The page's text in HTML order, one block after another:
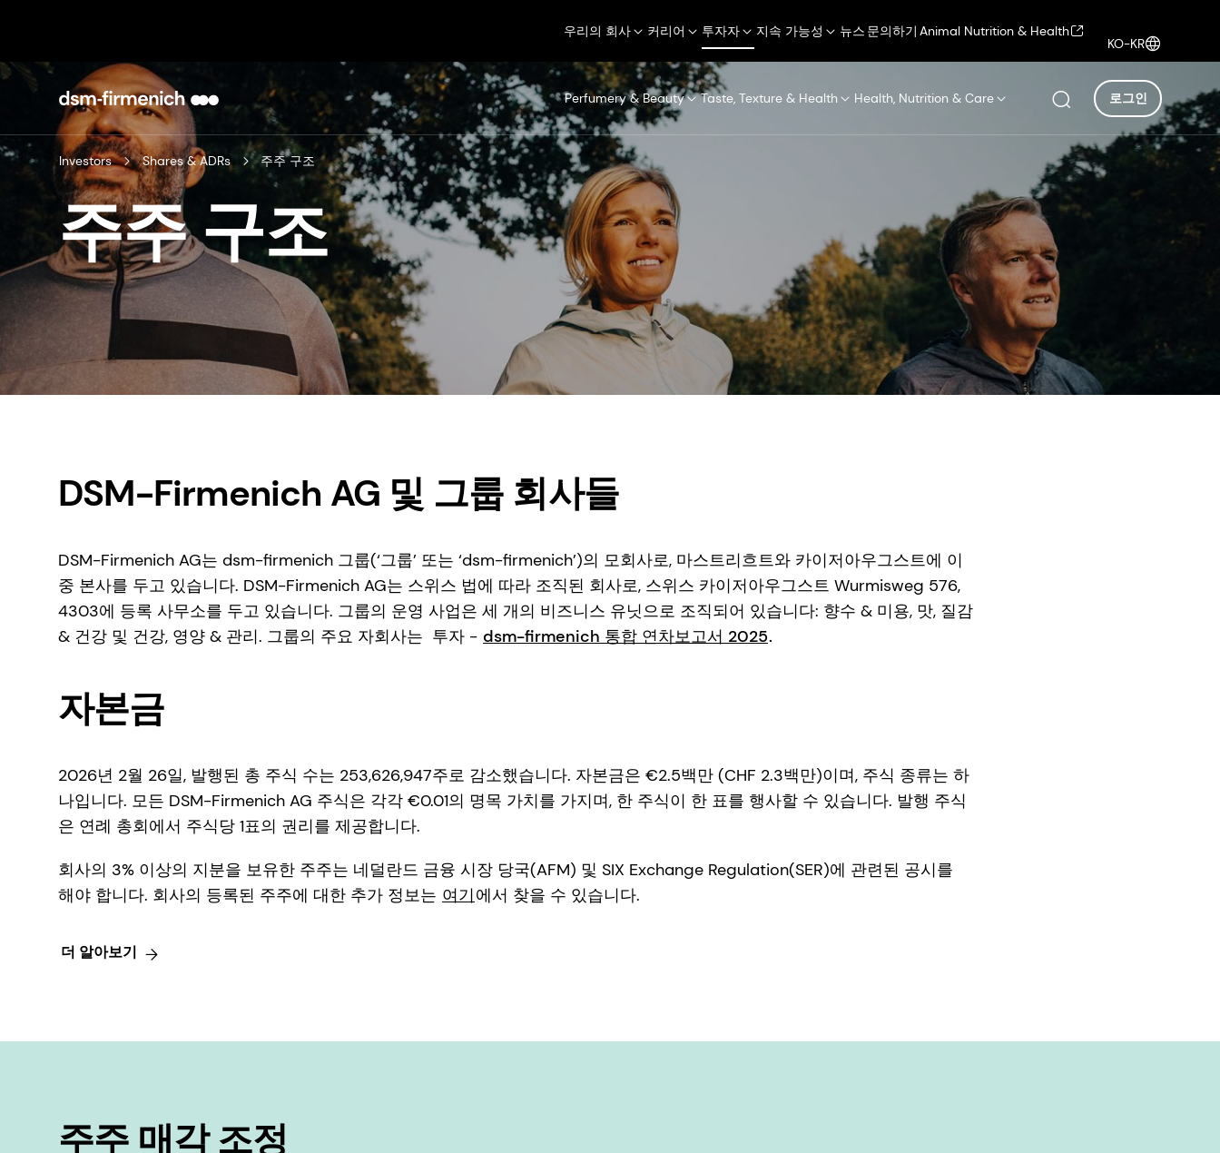
우리의 회사 커리어 투자자 지속 가능성 뉴스 문의하기 Animal Nutrition & Health
KO-KR
Perfumery & Beauty Taste, Texture & Health Health, Nutrition & Care 로그인
Investors Shares & ADRs 주주 구조
주주 구조
DSM-Firmenich AG 및 그룹 회사들
DSM-Firmenich AG는 dsm-firmenich 그룹(‘그룹’ 또는 ‘dsm-firmenich’)의 모회사로, 마스트리흐트와 카이저아우그스트에 이
중 본사를 두고 있습니다. DSM-Firmenich AG는 스위스 법에 따라 조직된 회사로, 스위스 카이저아우그스트 Wurmisweg 576,
4303에 등록 사무소를 두고 있습니다. 그룹의 운영 사업은 세 개의 비즈니스 유닛으로 조직되어 있습니다: 향수 & 미용, 맛, 질감
& 건강 및 건강, 영양 & 관리. 그룹의 주요 자회사는 투자 - dsm-firmenich 통합 연차보고서 2025.
자본금
2026년 2월 26일, 발행된 총 주식 수는 253,626,947주로 감소했습니다. 자본금은 €2.5백만 (CHF 2.3백만)이며, 주식 종류는 하
나입니다. 모든 DSM-Firmenich AG 주식은 각각 €0.01의 명목 가치를 가지며, 한 주식이 한 표를 행사할 수 있습니다. 발행 주식
은 연례 총회에서 주식당 1표의 권리를 제공합니다.
회사의 3% 이상의 지분을 보유한 주주는 네덜란드 금융 시장 당국(AFM) 및 SIX Exchange Regulation(SER)에 관련된 공시를
해야 합니다. 회사의 등록된 주주에 대한 추가 정보는 여기에서 찾을 수 있습니다.
더 알아보기
주주 매각 조정